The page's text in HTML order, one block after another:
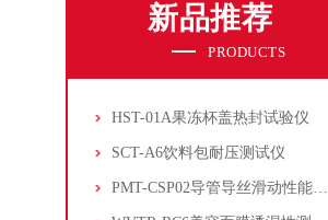
新品推荐
PRODUCTS
HST-01A果冻杯盖热封试验仪
SCT-A6饮料包耐压测试仪
PMT-CSP02导管导丝滑动性能测试仪